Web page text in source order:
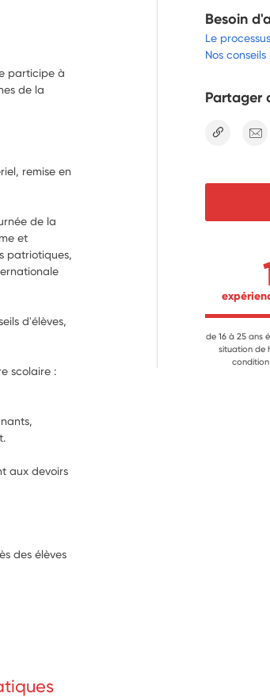
participe à
de la
remise en
de la
et
patriotiques,
d'élèves,
scolaire :
aux devoirs
des élèves
Besoin
Le
Nos
Partager
de 16 à 25 ans
situation de